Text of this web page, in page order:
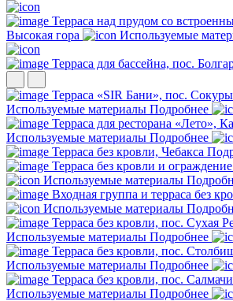
Терраса над прудом со
Высокая гора
Используемые
Терраса для бассейна, пос.
Терраса «SIR Бани», пос. Сокуры
Используемые материалы Подробнее
Терраса для ресторана «Лето»,
Используемые материалы Подробнее
Терраса без кровли, Чебакса
Терраса без кровли и
Используемые материалы
Входная группа и терраса без
Используемые материалы
Терраса без кровли, пос. Сухая
Используемые материалы Подробнее
Терраса без кровли, пос.
Используемые материалы Подробнее
Терраса без кровли, пос. Салмачи
Используемые материалы Подробнее